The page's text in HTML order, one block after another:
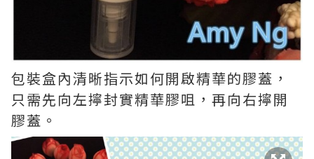
包裝盒內清晰指示如何開啟精華的膠蓋，
只需先向左擰封實精華膠咀，再向右擰開
膠蓋。